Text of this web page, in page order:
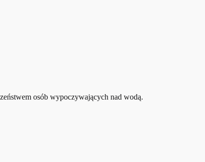
osób wypoczywających nad wodą.